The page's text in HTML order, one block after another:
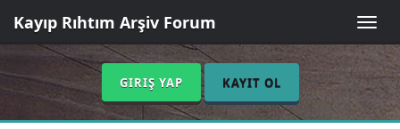
Toggle
Kayıp Rıhtım Arşiv Forum
GIRIŞ YAP KAYIT OL